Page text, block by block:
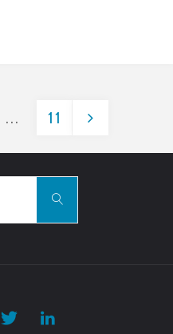
11
Cerca